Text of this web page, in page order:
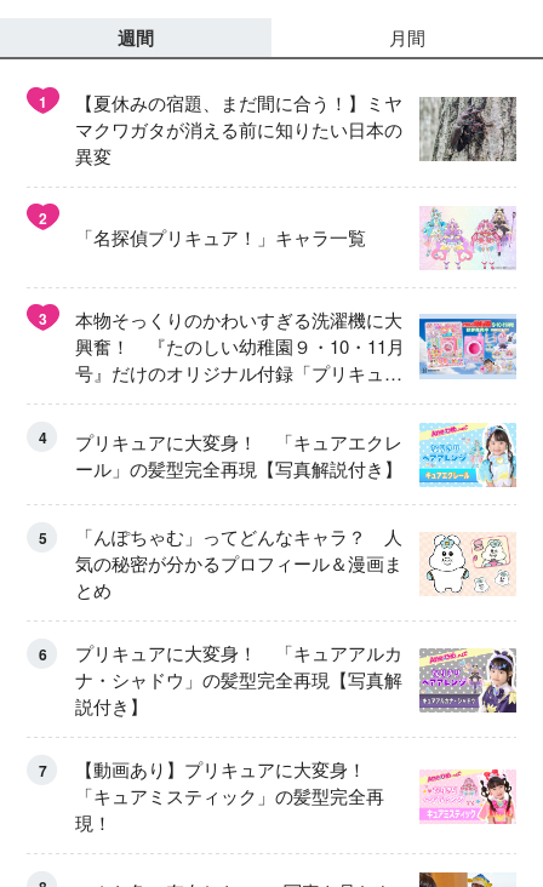
週間 月間
1
【夏休みの宿題、まだ間に合う！】ミヤ
マクワガタが消える前に知りたい日本の
異変
2
「名探偵プリキュア！」キャラ一覧
3
本物そっくりのかわいすぎる洗濯機に大
興奮！ 『たのしい幼稚園９・10・11月
号』だけのオリジナル付録「プリキュ
ア くるくるせんたくき」
4
プリキュアに大変身！ 「キュアエクレ
ール」の髪型完全再現【写真解説付き】
5
「んぽちゃむ」ってどんなキャラ？ 人
気の秘密が分かるプロフィール＆漫画ま
とめ
6
プリキュアに大変身！ 「キュアアルカ
ナ・シャドウ」の髪型完全再現【写真解
説付き】
7
【動画あり】プリキュアに大変身！
「キュアミスティック」の髪型完全再
現！